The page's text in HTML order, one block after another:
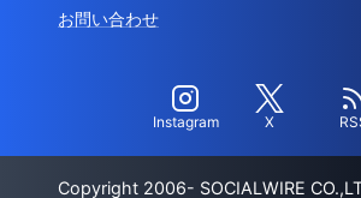
お問い合わせ
Instagram X
Copyright 2006- SOCIALWIRE